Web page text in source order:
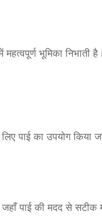
भूमिका निभाती है।
पाई का उपयोग किया
पाई की मदद से सटीक